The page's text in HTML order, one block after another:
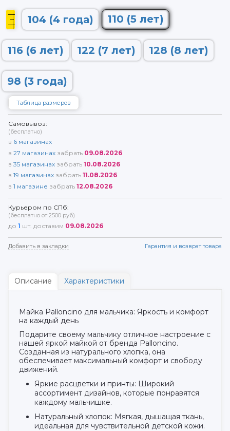
104 (4 года) 110 (5 лет)
116 (6 лет) 122 (7 лет) 128 (8 лет)
98 (3 года)
Таблица размеров
Самовывоз:
(бесплатно)
в 6 магазинах
в 27 магазинах забрать 09.08.2026
в 35 магазинах забрать 10.08.2026
в 19 магазинах забрать 11.08.2026
в 1 магазине забрать 12.08.2026
Курьером по СПб:
(бесплатно от 2500 руб)
до 1 шт. доставим 09.08.2026
Добавить в закладки Гарантия и возврат товара
Описание Характеристики
Майка Palloncino для мальчика: Яркость и комфорт
на каждый день
Подарите своему мальчику отличное настроение с
нашей яркой майкой от бренда Palloncino.
Созданная из натурального хлопка, она
обеспечивает максимальный комфорт и свободу
движений.
Яркие расцветки и принты: Широкий
ассортимент дизайнов, которые понравятся
каждому мальчишке.
Натуральный хлопок: Мягкая, дышащая ткань,
идеальная для чувствительной детской кожи.